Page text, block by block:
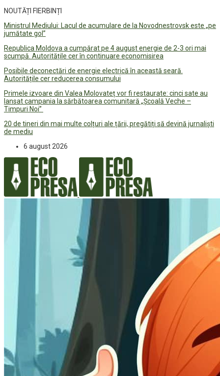
NOUTĂȚI FIERBINȚI
Ministrul Mediului: Lacul de acumulare de la Novodnestrovsk este „pe
jumătate gol”
Republica Moldova a cumpărat pe 4 august energie de 2-3 ori mai
scumpă. Autoritățile cer în continuare economisirea
Posibile deconectări de energie electrică în această seară.
Autoritățile cer reducerea consumului
Primele izvoare din Valea Molovateț vor fi restaurate: cinci sate au
lansat campania la sărbătoarea comunitară „Școală Veche –
Timpuri Noi”
20 de tineri din mai multe colțuri ale țării, pregătiți să devină jurnaliști
de mediu
6 august 2026